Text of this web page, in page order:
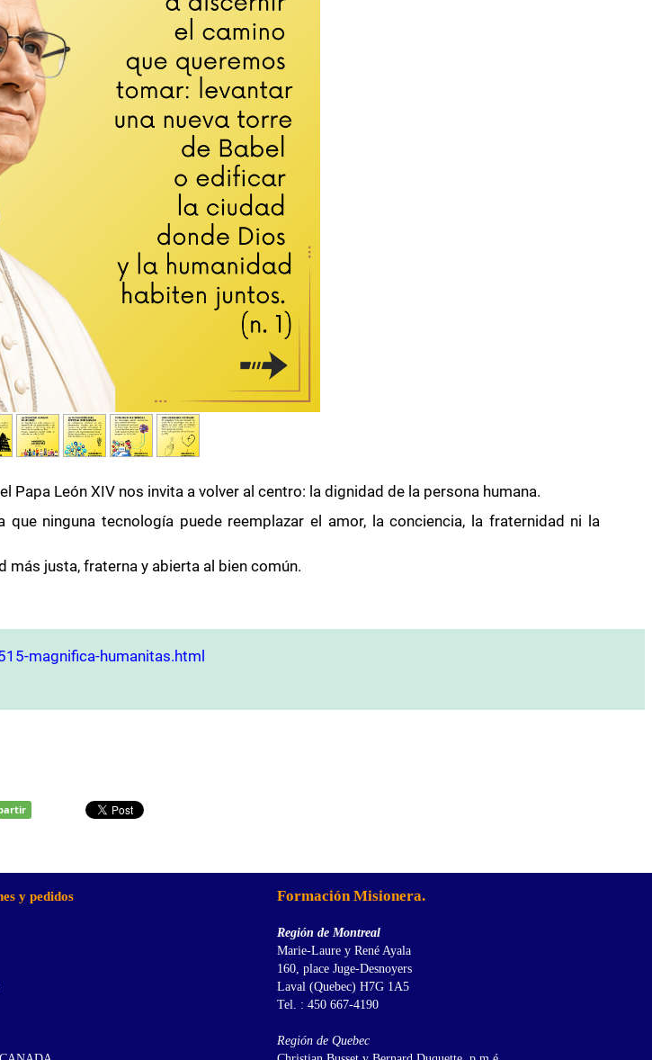
León XIV nos invita a volver al centro: la dignidad de la persona humana.
que ninguna tecnología puede reemplazar el amor, la conciencia, la fraternidad ni la
justa, fraterna y abierta al bien común.
magnifica-humanitas.html
y pedidos Formación Misionera.
Región de Montreal
Marie-Laure y René Ayala
160, place Juge-Desnoyers
Laval (Quebec) H7G 1A5
Tel. : 450 667-4190
Región de Quebec